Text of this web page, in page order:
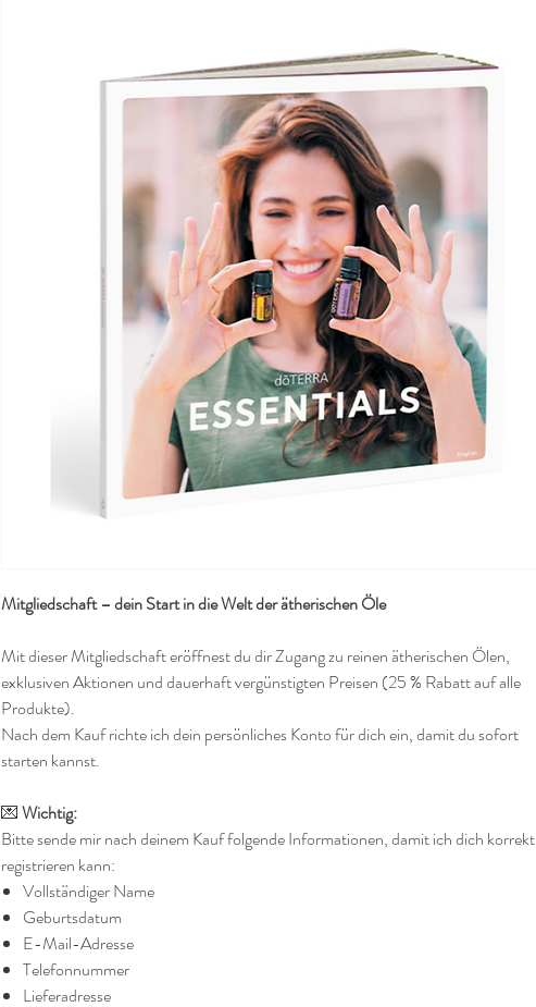
Mitgliedschaft – dein Start in die Welt der ätherischen Öle
Mit dieser Mitgliedschaft eröffnest du dir Zugang zu reinen ätherischen Ölen,
exklusiven Aktionen und dauerhaft vergünstigten Preisen (25 % Rabatt auf alle
Produkte).
Nach dem Kauf richte ich dein persönliches Konto für dich ein, damit du sofort
starten kannst.
💌Wichtig:
Bitte sende mir nach deinem Kauf folgende Informationen, damit ich dich korrekt
registrieren kann:
Vollständiger Name
Geburtsdatum
E-Mail-Adresse
Telefonnummer
Lieferadresse